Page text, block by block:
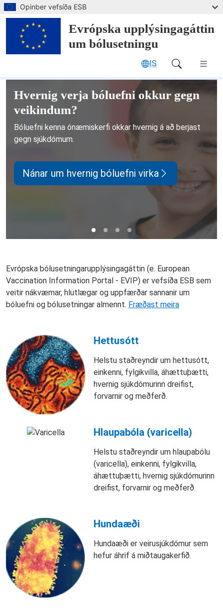
Opinber vefsíða ESB
Evrópska upplýsingagáttin
um bólusetningu
IS
Main Navigation (desktop)
Evrópska upplýsingagáttin um
Hvernig verja bóluefni okkur gegn
veikindum?
Bóluefni kenna ónæmiskerfi okkar hvernig á að berjast
gegn sjúkdómum.
Nánar um hvernig bóluefni virka
Evrópska bólusetningarupplýsingagáttin (e. European
Vaccination Information Portal - EVIP) er vefsíða ESB sem
veitir nákvæmar, hlutlægar og uppfærðar sannanir um
bóluefni og bólusetningar almennt. Fræðast meira
Hettusótt
Helstu staðreyndir um hettusótt,
einkenni, fylgikvilla, áhættuþætti,
hvernig sjúkdómurinn dreifist,
forvarnir og meðferð.
Hlaupabóla (varicella)
Helstu staðreyndir um hlaupabólu
(varicella), einkenni, fylgikvilla,
áhættuþætti, hvernig sjúkdómurinn
dreifist, forvarnir og meðferð.
Hundaæði
Hundaæði er veirusjúkdómur sem
hefur áhrif á miðtaugakerfið.